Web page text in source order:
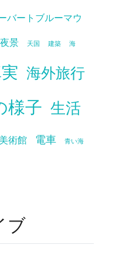
バートブルーマウ
夜景 天国 建築 海
海外旅行
様子 生活
美術館 電車 青い海
ブ